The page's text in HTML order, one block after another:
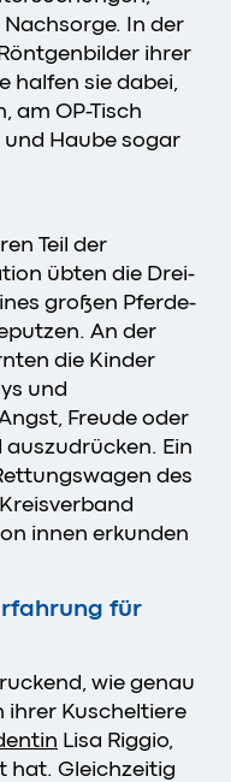
In der
ihrer
halfen sie dabei,
am OP-Tisch
Haube sogar
Teil der
übten die Drei-
großen Pferde-
An der
die Kinder
und
Freude oder
Ein
des
innen erkunden
für
wie genau
ihrer Kuscheltiere
Lisa Riggio,
hat. Gleichzeitig